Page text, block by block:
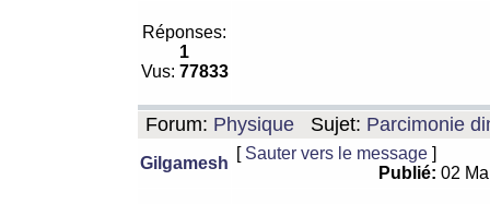
Réponses:
1
Vus: 77833
Forum: Physique Sujet: Parcimonie
Gilgamesh
[ Sauter vers le message ]
Publié: 02